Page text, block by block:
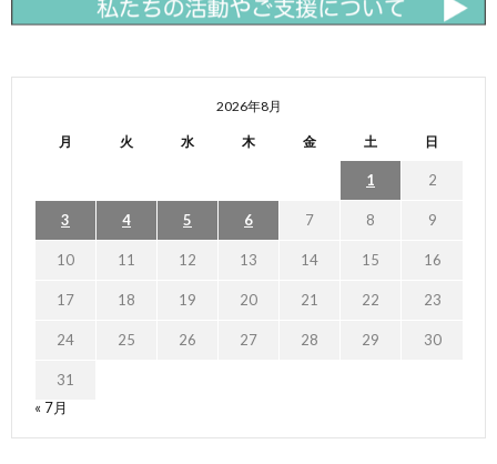
2026年8月
月 火 水 木 金 土 日
1 2
3 4 5 6 7 8 9
10 11 12 13 14 15 16
17 18 19 20 21 22 23
24 25 26 27 28 29 30
31
« 7月